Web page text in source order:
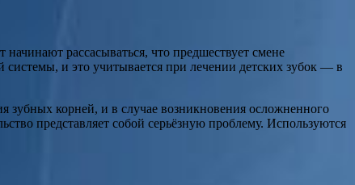
рассасываться, что предшествует смене
и это учитывается при лечении детских зубок — в
зубных корней, и в случае возникновения осложненного
представляет собой серьёзную проблему. Используются